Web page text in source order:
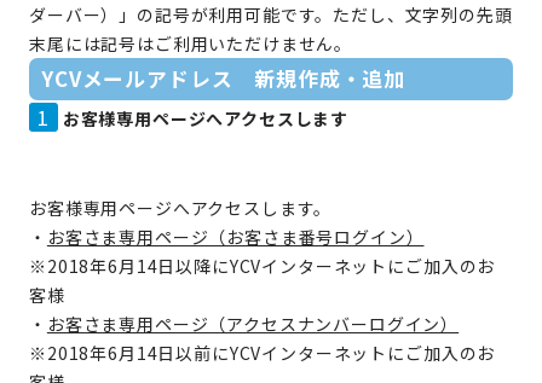
ダーバー）」の記号が利用可能です。ただし、文字列の先頭
末尾には記号はご利用いただけません。
YCVメールアドレス 新規作成・追加
1
お客様専用ページへアクセスします
お客様専用ページへアクセスします。
・ お客さま専用ページ（お客さま番号ログイン）
※2018年6月14日以降にYCVインターネットにご加入のお
客様
・ お客さま専用ページ（アクセスナンバーログイン）
※2018年6月14日以前にYCVインターネットにご加入のお